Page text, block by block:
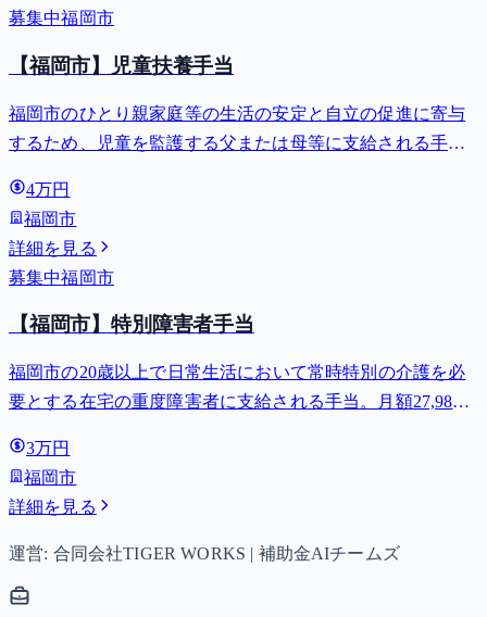
募集中福岡市
【福岡市】児童扶養手当
福岡市のひとり親家庭等の生活の安定と自立の促進に寄与
するため、児童を監護する父または母等に支給される手
4万円
福岡市
詳細を見る
募集中福岡市
【福岡市】特別障害者手当
福岡市の20歳以上で日常生活において常時特別の介護を必
要とする在宅の重度障害者に支給される手当。月額27,980
3万円
福岡市
詳細を見る
運営: 合同会社TIGER WORKS | 補助金AIチームズ